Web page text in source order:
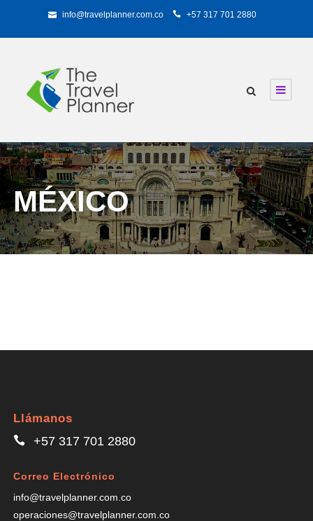
info@travelplanner.com.co +57 317 701 2880
MÉXICO
Llámanos
+57 317 701 2880
Correo Electrónico
info@travelplanner.com.co
operaciones@travelplanner.com.co